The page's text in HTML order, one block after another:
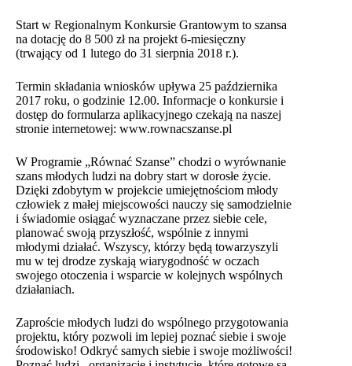
Start w Regionalnym Konkursie Grantowym to szansa
na dotację do 8 500 zł na projekt 6-miesięczny
(trwający od 1 lutego do 31 sierpnia 2018 r.).
Termin składania wniosków upływa 25 października
2017 roku, o godzinie 12.00. Informacje o konkursie i
dostęp do formularza aplikacyjnego czekają na naszej
stronie internetowej: www.rownacszanse.pl
W Programie „Równać Szanse” chodzi o wyrównanie
szans młodych ludzi na dobry start w dorosłe życie.
Dzięki zdobytym w projekcie umiejętnościom młody
człowiek z małej miejscowości nauczy się samodzielnie
i świadomie osiągać wyznaczane przez siebie cele,
planować swoją przyszłość, wspólnie z innymi
młodymi działać. Wszyscy, którzy będą towarzyszyli
mu w tej drodze zyskają wiarygodność w oczach
swojego otoczenia i wsparcie w kolejnych wspólnych
działaniach.
Zaproście młodych ludzi do wspólnego przygotowania
projektu, który pozwoli im lepiej poznać siebie i swoje
środowisko! Odkryć samych siebie i swoje możliwości!